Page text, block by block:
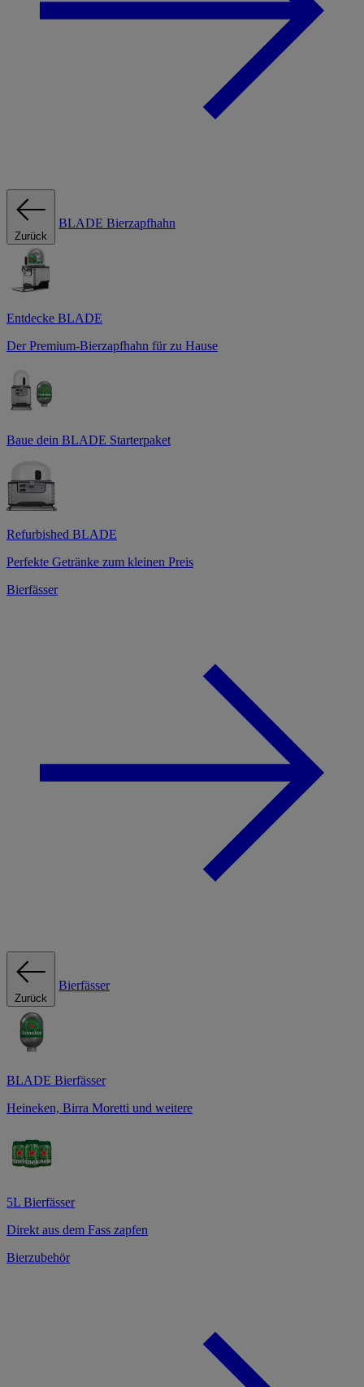
Zurück
BLADE Bierzapfhahn
Entdecke BLADE
Der Premium-Bierzapfhahn für zu Hause
Baue dein BLADE Starterpaket
Refurbished BLADE
Perfekte Getränke zum kleinen Preis
Bierfässer
Zurück
Bierfässer
BLADE Bierfässer
Heineken, Birra Moretti und weitere
5L Bierfässer
Direkt aus dem Fass zapfen
Bierzubehör